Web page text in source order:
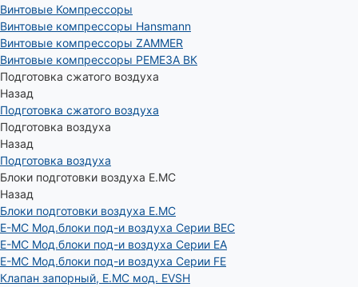
Винтовые Компрессоры
Винтовые компрессоры Hansmann
Винтовые компрессоры ZAMMER
Винтовые компрессоры РЕМЕЗА ВК
Подготовка сжатого воздуха
Назад
Подготовка сжатого воздуха
Подготовка воздуха
Назад
Подготовка воздуха
Блоки подготовки воздуха E.MC
Назад
Блоки подготовки воздуха E.MC
E-MC Мод.блоки под-и воздуха Серии BEC
E-MC Мод.блоки под-и воздуха Серии EA
E-MC Мод.блоки под-и воздуха Серии FE
Клапан запорный, E.MC мод. EVSH